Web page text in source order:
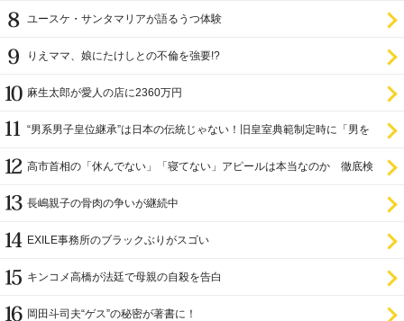
ユースケ・サンタマリアが語るうつ体験
りえママ、娘にたけしとの不倫を強要!?
麻生太郎が愛人の店に2360万円
“男系男子皇位継承”は日本の伝統じゃない！旧皇室典範制定時に「男を
高市首相の「休んでない」「寝てない」アピールは本当なのか 徹底検
長嶋親子の骨肉の争いが継続中
EXILE事務所のブラックぶりがスゴい
キンコメ高橋が法廷で母親の自殺を告白
岡田斗司夫“ゲス”の秘密が著書に！